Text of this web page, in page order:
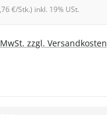
€/Stk.) inkl. 19% USt.
zzgl. Versandkosten